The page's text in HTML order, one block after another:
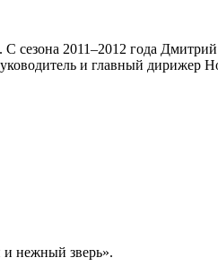
С сезона 2011–2012 года
и главный дирижер
нежный зверь».